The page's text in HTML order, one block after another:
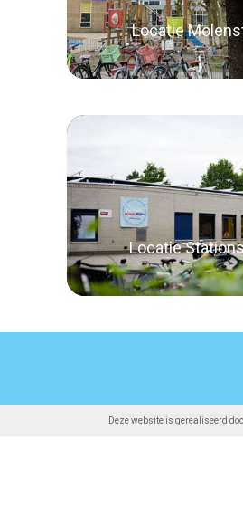
Locatie
Lees verder
Locatie
Lees verder
Deze website is gerealiseerd